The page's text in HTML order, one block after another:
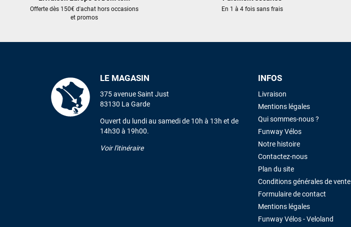
Offerte dès 150€ d'achat hors occasions
et promos
En 1 à 4 fois sans frais
LE MAGASIN
375 avenue Saint Just
83130 La Garde
Ouvert du lundi au samedi de 10h à 13h et de
14h30 à 19h00.
Voir l'itinéraire
INFOS
Livraison
Mentions légales
Qui sommes-nous ?
Funway Vélos
Notre histoire
Contactez-nous
Plan du site
Conditions générales de vente
Formulaire de contact
Mentions légales
Funway Vélos - Veloland
VOIR TOUS LES AVIS